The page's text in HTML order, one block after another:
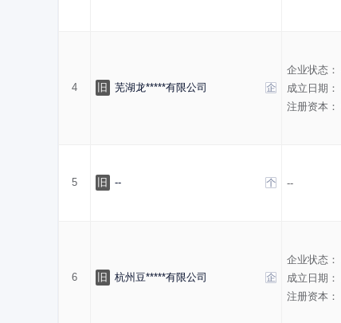
4 旧 芜湖龙*****有限公司
企业状态：
成立日期：
注册资本：
5 旧 -- --
6 旧 杭州豆*****有限公司
企业状态：
成立日期：
注册资本：